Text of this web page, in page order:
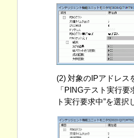
(2) 対象のIPアドレス
「PINGテスト実行要
ト実行要求中”を選択